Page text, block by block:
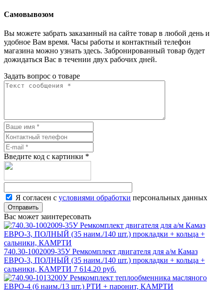
Самовывозом
Вы можете забрать заказанный на сайте товар в любой день и
удобное Вам время. Часы работы и контактный телефон
магазина можно узнать здесь. Забронированный товар будет
дожидаться Вас в течении двух рабочих дней.
Задать вопрос о товаре
Введите код с картинки *
Я согласен с условиями обработки персональных данных
Отправить
Вас может заинтересовать
740.30-1002009-35У Ремкомплект двигателя для а/м Камаз
ЕВРО-3, ПОЛНЫЙ (35 наим./140 шт.) прокладки + кольца +
сальники, КАМРТИ 7 614.20 руб.